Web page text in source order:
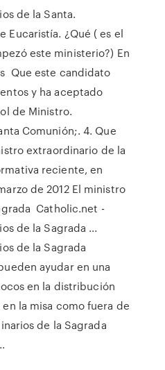
de la Santa.
Eucaristía. ¿Qué ( es el
este ministerio?) En
Que este candidato
y ha aceptado
de Ministro.
Comunión;. 4. Que
extraordinario de la
reciente, en
de 2012 El ministro
Catholic.net -
de la Sagrada ...
de la Sagrada
ayudar en una
en la distribución
la misa como fuera de
de la Sagrada